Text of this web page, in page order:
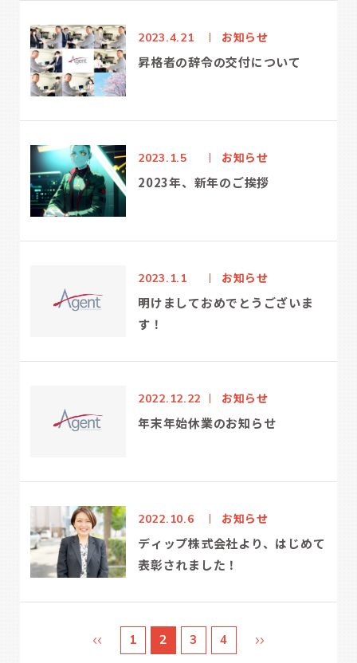
2023.4.21 お知らせ
昇格者の辞令の交付について
2023.1.5 お知らせ
2023年、新年のご挨拶
2023.1.1 お知らせ
明けましておめでとうございま
す！
2022.12.22 お知らせ
年末年始休業のお知らせ
2022.10.6 お知らせ
ディップ株式会社より、はじめて
表彰されました！
1 2 3 4